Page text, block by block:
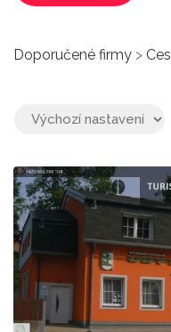
Doporučené firmy >